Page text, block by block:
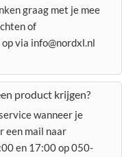
graag met je mee
of
via info@nordxl.nl
product krijgen?
wanneer je
een mail naar
en 17:00 op 050-